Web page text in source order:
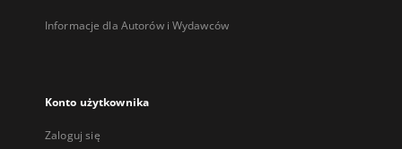
Informacje dla Autorów i Wydawców
Konto użytkownika
Zaloguj się